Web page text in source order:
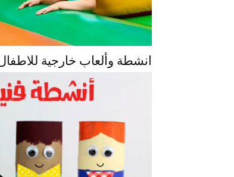
انشطة وألعاب خارجية